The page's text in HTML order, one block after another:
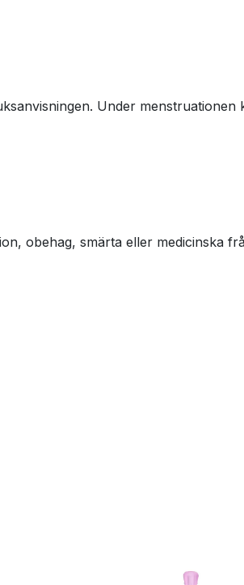
Under menstruationen
obehag, smärta eller medicinska